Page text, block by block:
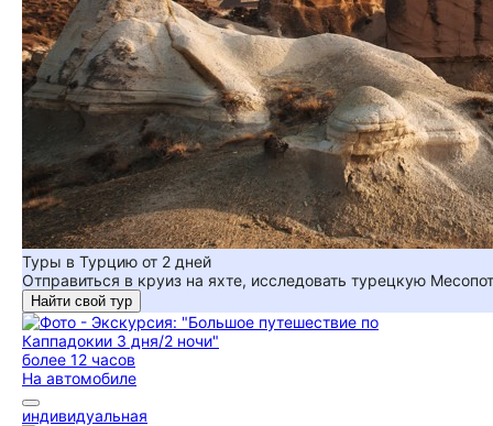
Туры в Турцию от 2 дней
Отправиться в круиз на яхте, исследовать турецкую
Найти свой тур
более 12 часов
На автомобиле
индивидуальная